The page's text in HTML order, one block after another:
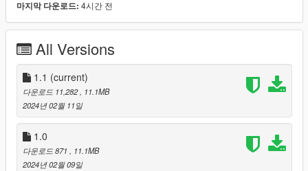
Rockstar Games - Vehicle Model
1. You're not allowed to re-upload without author's
permission.
2. You're not allowed to rip, edit model without my
permission.
Notes:
If Your Game Crashes Try adding GameConfig File
Template is Included in the Zip itself
Please report any bugs in the comments
마지막 다운로드: 4시간 전
All Versions
1.1 (current)
다운로드 11,282
, 11.1MB
2024년 02월 11일
1.0
다운로드 871
, 11.1MB
2024년 02월 09일